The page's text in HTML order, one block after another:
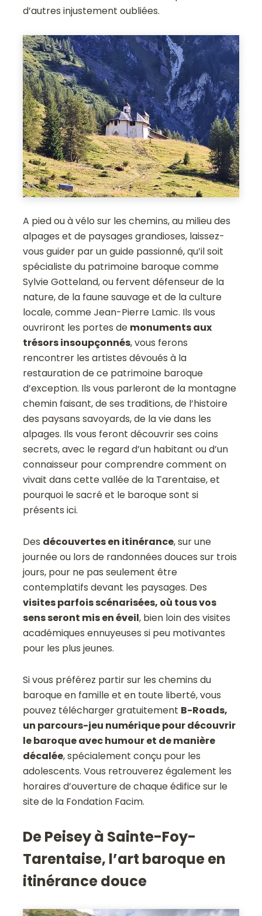
d’autres injustement oubliées.
A pied ou à vélo sur les chemins, au milieu des
alpages et de paysages grandioses, laissez-
vous guider par un guide passionné, qu’il soit
spécialiste du patrimoine baroque comme
Sylvie Gotteland, ou fervent défenseur de la
nature, de la faune sauvage et de la culture
locale, comme Jean-Pierre Lamic. Ils vous
ouvriront les portes de monuments aux
trésors insoupçonnés, vous ferons
rencontrer les artistes dévoués à la
restauration de ce patrimoine baroque
d’exception. Ils vous parleront de la montagne
chemin faisant, de ses traditions, de l’histoire
des paysans savoyards, de la vie dans les
alpages. Ils vous feront découvrir ses coins
secrets, avec le regard d’un habitant ou d’un
connaisseur pour comprendre comment on
vivait dans cette vallée de la Tarentaise, et
pourquoi le sacré et le baroque sont si
présents ici.
Des découvertes en itinérance, sur une
journée ou lors de randonnées douces sur trois
jours, pour ne pas seulement être
contemplatifs devant les paysages. Des
visites parfois scénarisées, où tous vos
sens seront mis en éveil, bien loin des visites
académiques ennuyeuses si peu motivantes
pour les plus jeunes.
Si vous préférez partir sur les chemins du
baroque en famille et en toute liberté, vous
pouvez télécharger gratuitement B-Roads,
un parcours-jeu numérique pour découvrir
le baroque avec humour et de manière
décalée, spécialement conçu pour les
adolescents. Vous retrouverez également les
horaires d’ouverture de chaque édifice sur le
site de la Fondation Facim.
De Peisey à Sainte-Foy-
Tarentaise, l’art baroque en
itinérance douce